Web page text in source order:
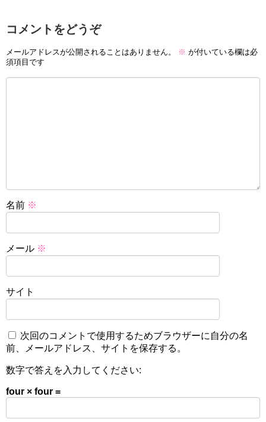
コメントをどうぞ
メールアドレスが公開されることはありません。 ※ が付いている欄は必
須項目です
名前 ※
メール ※
サイト
次回のコメントで使用するためブラウザーに自分の名
前、メールアドレス、サイトを保存する。
数字で答えを入力してください:
four × four =